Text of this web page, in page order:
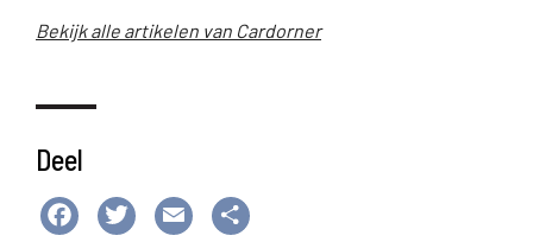
Bekijk alle artikelen van Cardorner
Deel
FacebookTwitter Email